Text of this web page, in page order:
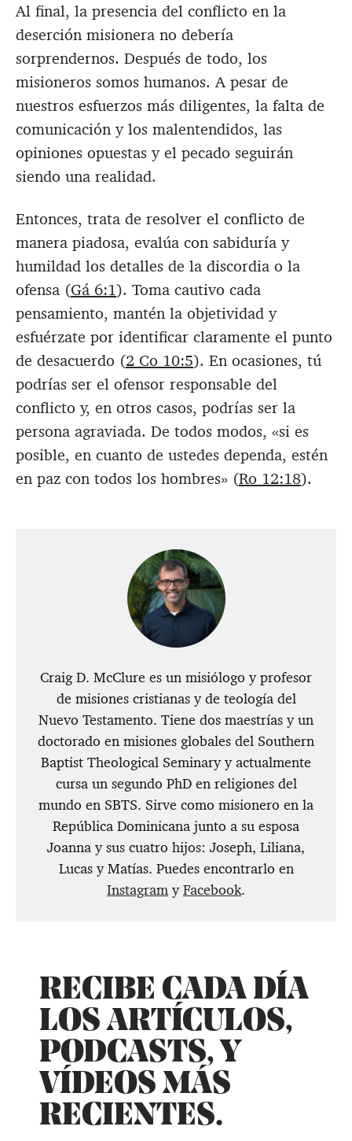
Al final, la presencia del conflicto en la
deserción misionera no debería
sorprendernos. Después de todo, los
misioneros somos humanos. A pesar de
nuestros esfuerzos más diligentes, la falta de
comunicación y los malentendidos, las
opiniones opuestas y el pecado seguirán
siendo una realidad.
Entonces, trata de resolver el conflicto de
manera piadosa, evalúa con sabiduría y
humildad los detalles de la discordia o la
ofensa (Gá 6:1). Toma cautivo cada
pensamiento, mantén la objetividad y
esfuérzate por identificar claramente el punto
de desacuerdo (2 Co 10:5). En ocasiones, tú
podrías ser el ofensor responsable del
conflicto y, en otros casos, podrías ser la
persona agraviada. De todos modos, «si es
posible, en cuanto de ustedes dependa, estén
en paz con todos los hombres» (Ro 12:18).
Craig D. McClure es un misiólogo y profesor
de misiones cristianas y de teología del
Nuevo Testamento. Tiene dos maestrías y un
doctorado en misiones globales del Southern
Baptist Theological Seminary y actualmente
cursa un segundo PhD en religiones del
mundo en SBTS. Sirve como misionero en la
República Dominicana junto a su esposa
Joanna y sus cuatro hijos: Joseph, Liliana,
Lucas y Matías. Puedes encontrarlo en
Instagram yFacebook.
RECIBE CADA DÍA
LOS ARTÍCULOS,
PODCASTS, Y
VÍDEOS MÁS
RECIENTES.